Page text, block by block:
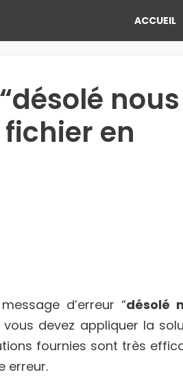
ACCUEIL
nous
en
d’erreur “désolé
vous devez appliquer la
fournies sont très
erreur.